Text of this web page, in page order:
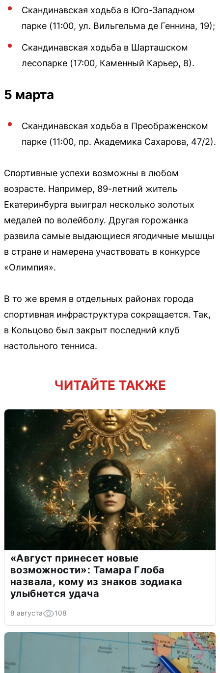
Скандинавская ходьба в Юго-Западном
парке (11:00, ул. Вильгельма де Геннина, 19);
Скандинавская ходьба в Шарташском
лесопарке (17:00, Каменный Карьер, 8).
5 марта
Скандинавская ходьба в Преображенском
парке (11:00, пр. Академика Сахарова, 47/2).
Спортивные успехи возможны в любом
возрасте. Например, 89-летний житель
Екатеринбурга выиграл несколько золотых
медалей по волейболу. Другая горожанка
развила самые выдающиеся ягодичные мышцы
в стране и намерена участвовать в конкурсе
«Олимпия».
В то же время в отдельных районах города
спортивная инфраструктура сокращается. Так,
в Кольцово был закрыт последний клуб
настольного тенниса.
ЧИТАЙТЕ ТАКЖЕ
«Август принесет новые
возможности»: Тамара Глоба
назвала, кому из знаков зодиака
улыбнется удача
8 августа 108